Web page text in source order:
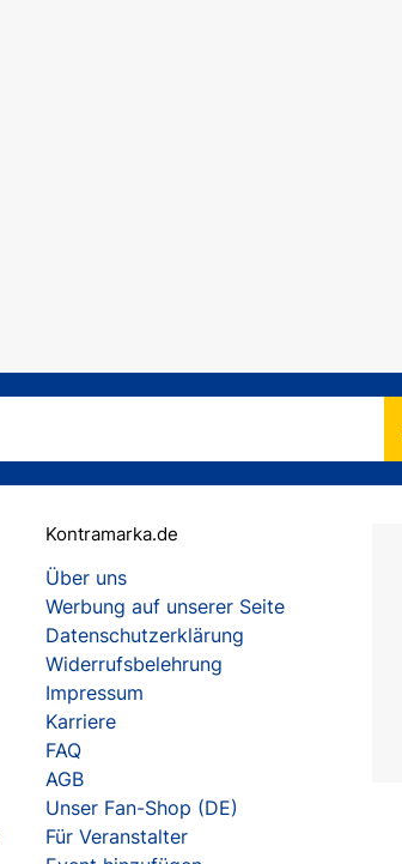
Kontramarka.de
Über uns
Werbung auf unserer Seite
Datenschutzerklärung
Widerrufsbelehrung
Impressum
Karriere
FAQ
AGB
Unser Fan-Shop (DE)
Für Veranstalter